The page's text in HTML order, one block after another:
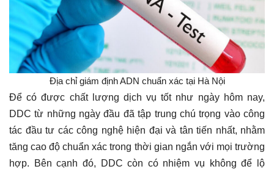
Địa chỉ giám định ADN chuẩn xác tại Hà Nội
Để có được chất lượng dịch vụ tốt như ngày hôm nay,
DDC từ những ngày đầu đã tập trung chú trọng vào công
tác đầu tư các công nghệ hiện đại và tân tiến nhất, nhằm
tăng cao độ chuẩn xác trong thời gian ngắn với mọi trường
hợp. Bên cạnh đó, DDC còn có nhiệm vụ không để lộ